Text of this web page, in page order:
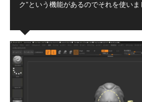
ク”という機能があるのでそれを使いま